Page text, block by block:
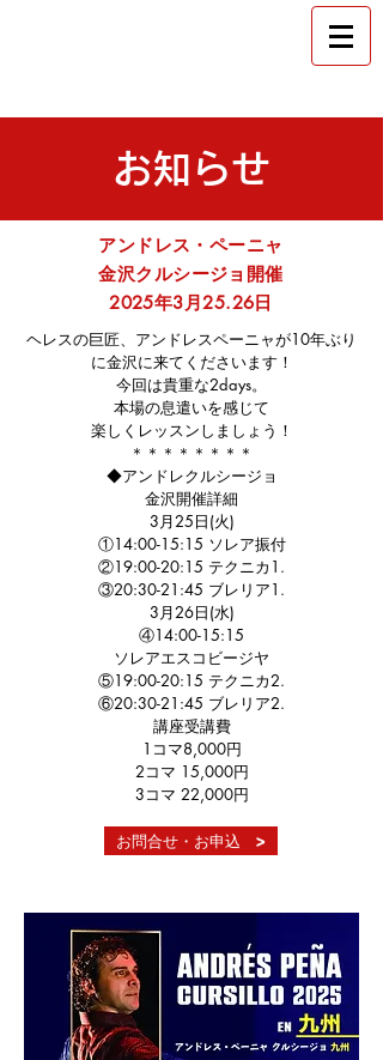
​お知らせ
アンドレス・ペーニャ
金沢クルシージョ開催
2025年3月25.26日
ヘレスの巨匠、アンドレスペーニャが10年ぶり
に金沢に来てくださいます！
今回は貴重な2days。
本場の息遣いを感じて
楽しくレッスンしましょう！
＊＊＊＊＊＊＊＊
◆アンドレクルシージョ
金沢開催詳細
3月25日(火)
①14:00-15:15 ソレア振付
②19:00-20:15 テクニカ1.
③20:30-21:45 ブレリア1.
3月26日(水)
④14:00-15:15
ソレアエスコビージヤ
⑤19:00-20:15 テクニカ2.
⑥20:30-21:45 ブレリア2.
講座受講費
1コマ8,000円
2コマ 15,000円
3コマ 22,000円
お問合せ・お申込 >